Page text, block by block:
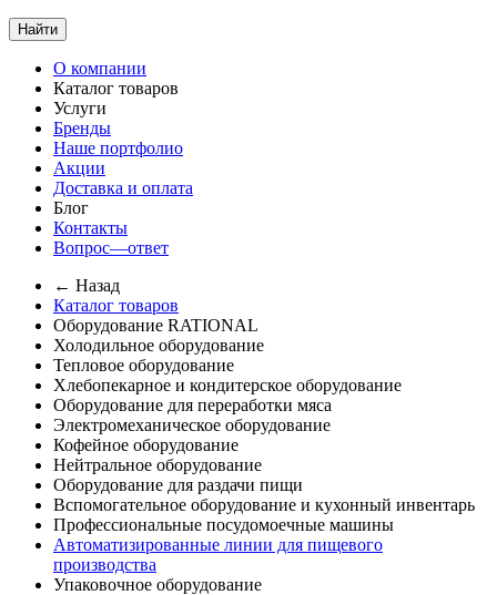
Найти
О компании
Каталог товаров
Услуги
Бренды
Наше портфолио
Акции
Доставка и оплата
Блог
Контакты
Вопрос—ответ
← Назад
Каталог товаров
Оборудование RATIONAL
Холодильное оборудование
Тепловое оборудование
Хлебопекарное и кондитерское оборудование
Оборудование для переработки мяса
Электромеханическое оборудование
Кофейное оборудование
Нейтральное оборудование
Оборудование для раздачи пищи
Вспомогательное оборудование и кухонный инвентарь
Профессиональные посудомоечные машины
Автоматизированные линии для пищевого
производства
Упаковочное оборудование